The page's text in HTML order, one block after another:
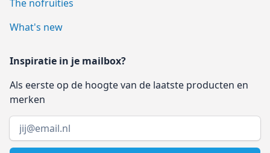
The nofruities
What's new
Inspiratie in je mailbox?
Als eerste op de hoogte van de laatste producten en
merken
Email address